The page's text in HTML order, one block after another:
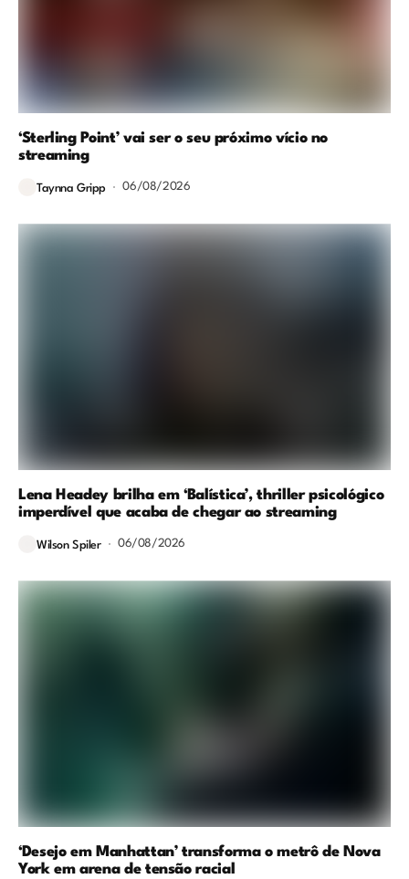
‘Sterling Point’ vai ser o seu próximo vício no
streaming
Taynna Gripp 06/08/2026
Lena Headey brilha em ‘Balística’, thriller psicológico
imperdível que acaba de chegar ao streaming
Wilson Spiler 06/08/2026
‘Desejo em Manhattan’ transforma o metrô de Nova
York em arena de tensão racial